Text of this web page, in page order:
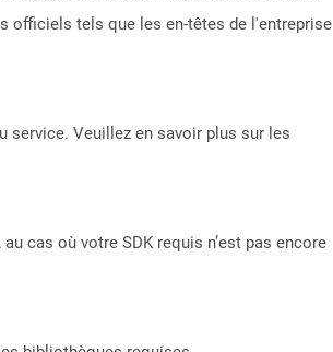
officiels tels que les en-têtes de l'entreprise
service. Veuillez en savoir plus sur les
cas où votre SDK requis n’est pas encore